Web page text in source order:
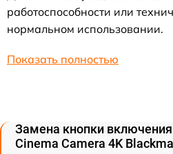
работоспособности или
нормальном использовании.
Показать полностью
Замена кнопки
Cinema Camera 4K